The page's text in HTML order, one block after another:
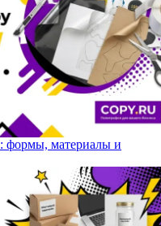
формы, материалы и